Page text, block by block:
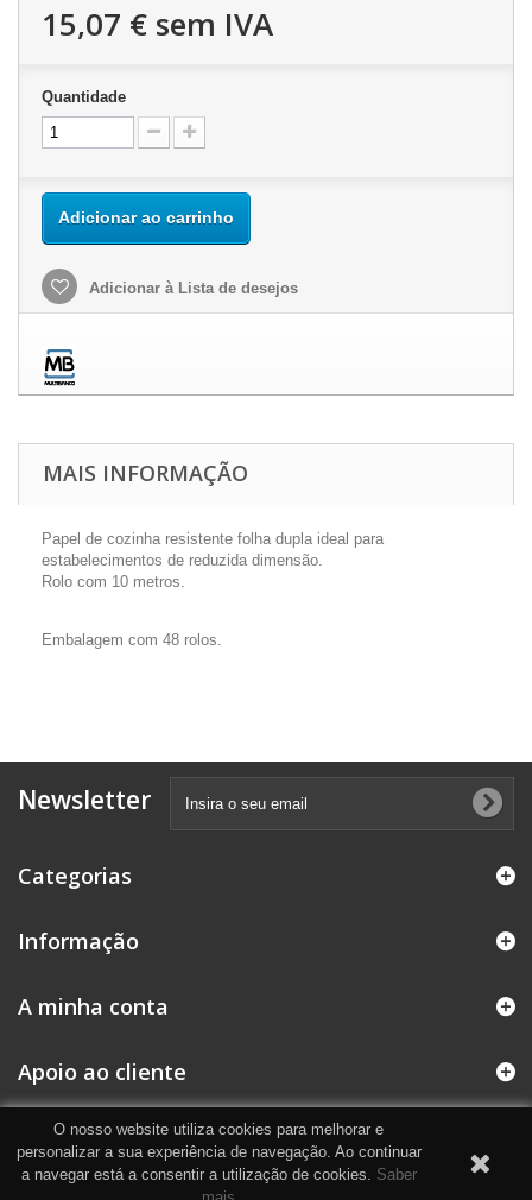
O nosso website utiliza cookies para melhorar e
personalizar a sua experiência de navegação. Ao continuar
a navegar está a consentir a utilização de cookies. Saber
15,07 € sem IVA
Quantidade
Adicionar ao carrinho
Adicionar à Lista de desejos
MAIS INFORMAÇÃO
Papel de cozinha resistente folha dupla ideal para
estabelecimentos de reduzida dimensão.
Rolo com 10 metros.
Embalagem com 48 rolos.
Newsletter
Categorias
Informação
A minha conta
Apoio ao cliente